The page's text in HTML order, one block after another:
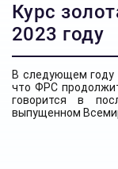
Курс
2023 году
В следующем году
что ФРС
говорится в
выпущенном